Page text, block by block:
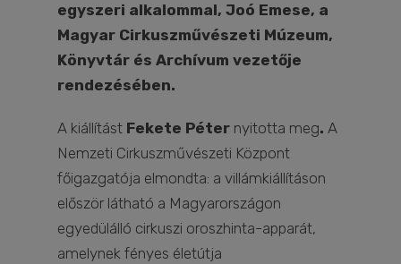
egyszeri alkalommal, Joó Emese, a
Magyar Cirkuszművészeti Múzeum,
Könyvtár és Archívum vezetője
rendezésében.
A kiállítást Fekete Péter nyitotta meg.A
Nemzeti Cirkuszművészeti Központ
főigazgatója elmondta: a villámkiállításon
először látható a Magyarországon
egyedülálló cirkuszi oroszhinta-apparát,
amelynek fényes életútja